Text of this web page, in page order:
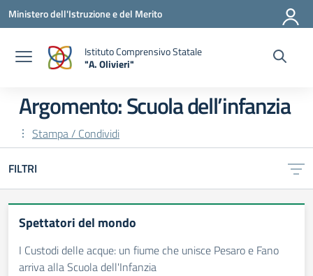
Vai ai contenuti
Vai al menu di navigazione
Vai al footer
Ministero dell'Istruzione e del Merito
Istituto Comprensivo Statale
"A. Olivieri"
Argomento: Scuola dell’infanzia
Stampa / Condividi
FILTRI
Spettatori del mondo
I Custodi delle acque: un fiume che unisce Pesaro e Fano
arriva alla Scuola dell'Infanzia